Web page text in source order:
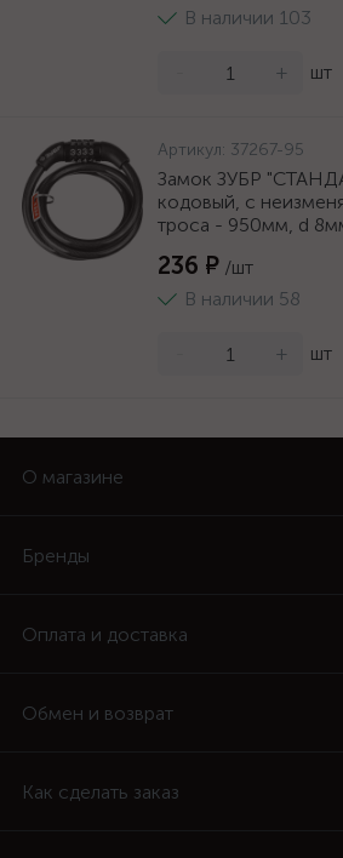
В наличии 103
+ шт
Артикул: 37267-95
Замок ЗУБР
кодовый, с
троса - 950мм, d
236 ₽ /шт
В наличии 58
+ шт
О магазине
Бренды
Оплата и доставка
Обмен и возврат
Как сделать заказ